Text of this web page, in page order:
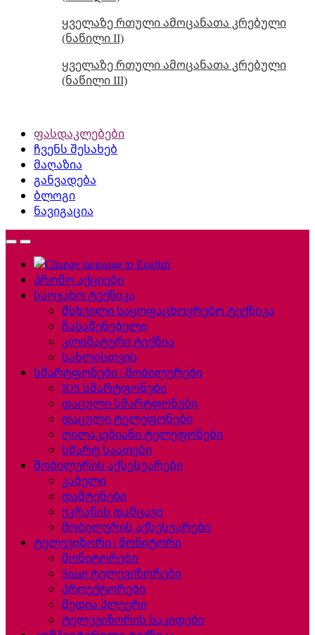
ყველაზე რთული ამოცანათა კრებული
(ნაწილი II)
ყველაზე რთული ამოცანათა კრებული
(ნაწილი III)
ფასდაკლებები
ჩვენს შესახებ
მაღაზია
განვადება
ბლოგი
ნავიგაცია
პრომო აქციები
საოჯახო ტექნიკა
მსხვილი საყოფაცხოვრებო ტექნიკა
ჩასაშენებელი
კლიმატური ტექნია
სახლისთვის
სმარტფონები | მობილურები
IOS სმარტფონები
დაცული სმარტფონები
დაცული ტელეფონები
ღილაკებიანი ტელეფონები
სმარტ საათები
მობილურის აქსესუარები
კაბელი
დამტენები
ეკრანის დამცავი
მობილურის აქსესუარები
ტელევიზორი | მონიტორი
მონიტორები
Smart ტელევიზორები
პროექტორები
მედია პლეერი
ტელევიზორის საკიდები